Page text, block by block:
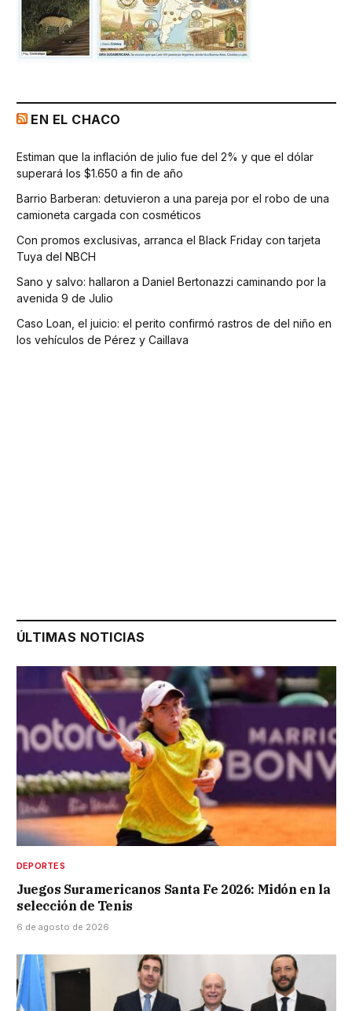
EN EL CHACO
Estiman que la inflación de julio fue del 2% y que el dólar
superará los $1.650 a fin de año
Barrio Barberan: detuvieron a una pareja por el robo de una
camioneta cargada con cosméticos
Con promos exclusivas, arranca el Black Friday con tarjeta
Tuya del NBCH
Sano y salvo: hallaron a Daniel Bertonazzi caminando por la
avenida 9 de Julio
Caso Loan, el juicio: el perito confirmó rastros de del niño en
los vehículos de Pérez y Caillava
ÚLTIMAS NOTICIAS
DEPORTES
Juegos Suramericanos Santa Fe 2026: Midón en la
selección de Tenis
6 de agosto de 2026